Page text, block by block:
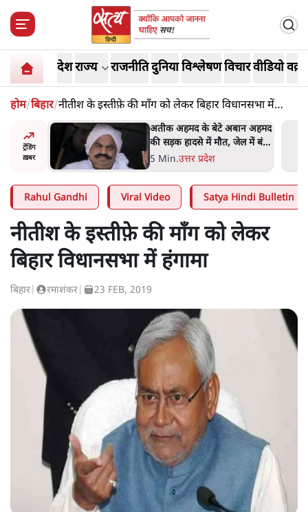
देशराज्य राजनीतिदुनियाविश्लेषणविचारवीडियो
होम/बिहार/नीतीश के इस्तीफ़े की माँग को लेकर बिहार विधानसभा में
हंगामा
ट्रेंडिंग
ख़बर
अहमद
में बंद
शेख हसीना की प्रेस कॉन्फ्रेंस में
शामिल हुए क्रिकेटर शाकिब अल
हसन के घर पर पेट्रोल बम से हमला
5 Min.दुनिया
Rahul Gandhi Viral Video Satya Hindi Bulletin
नीतीश के इस्तीफ़े की माँग को लेकर
बिहार विधानसभा में हंगामा
बिहार रमाशंकर 23 FEB, 2019